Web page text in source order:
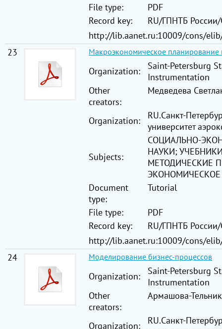
File type:
PDF
Record key:
RU/ГПНТБ
http://lib.aanet.ru:10009/cons/
23
Макроэкономическое планирование
Organization:
Saint-Petersburg
Instrumentation
Other
creators:
Медведева
Organization:
RU.Санкт-
университет
Subjects:
СОЦИАЛЬНО-
НАУКИ;
МЕТОДИЧЕСКИЕ
Document
type:
Tutorial
File type:
PDF
Record key:
RU/ГПНТБ
http://lib.aanet.ru:10009/cons/
24
Моделирование бизнес-процессов
Organization:
Saint-Petersburg
Instrumentation
Other
creators:
Армашова-
Organization:
RU.Санкт-